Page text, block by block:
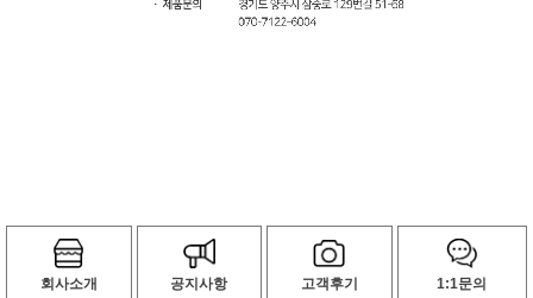
회사소개 공지사항 고객후기 1:1문의